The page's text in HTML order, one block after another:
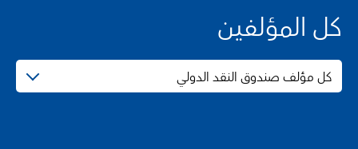
كل المؤلفين
كل مؤلف صندوق النقد الدولي